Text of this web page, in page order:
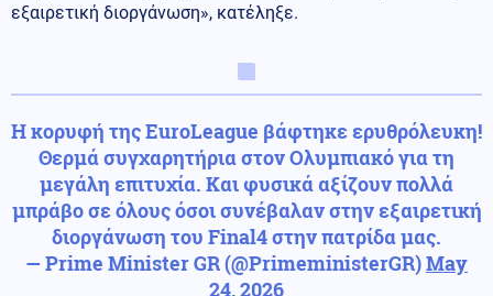
εξαιρετική διοργάνωση», κατέληξε.
Η κορυφή της EuroLeague βάφτηκε ερυθρόλευκη!
Θερμά συγχαρητήρια στον Ολυμπιακό για τη
μεγάλη επιτυχία. Και φυσικά αξίζουν πολλά
μπράβο σε όλους όσοι συνέβαλαν στην εξαιρετική
διοργάνωση του Final4 στην πατρίδα μας.
— Prime Minister GR (@PrimeministerGR)May
24, 2026